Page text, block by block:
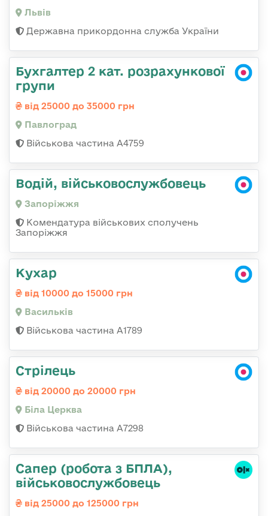
Львів
Державна прикордонна служба України
Бухгалтер 2 кат. розрахункової
групи
від 25000 до 35000 грн
Павлоград
Військова частина А4759
Водій, військовослужбовець
Запоріжжя
Комендатура військових сполучень
Запоріжжя
Кухар
від 10000 до 15000 грн
Васильків
Військова частина А1789
Стрілець
від 20000 до 20000 грн
Біла Церква
Військова частина А7298
Сапер (робота з БПЛА),
військовослужбовець
від 25000 до 125000 грн